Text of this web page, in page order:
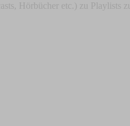
Hörbücher etc.) zu Playlists